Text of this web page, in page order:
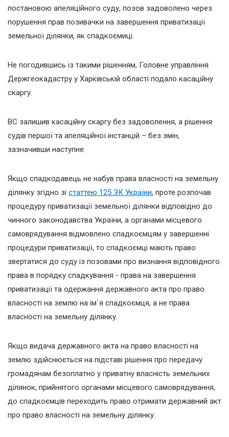
постановою апеляційного суду, позов задоволено через
порушення прав позивачки на завершення приватизації
земельної ділянки, як спадкоємиці.
Не погодившись із такими рішенням, Головне управління
Держгеокадастру у Харківській області подало касаційну
скаргу.
ВС залишив касаційну скаргу без задоволення, а рішення
судів першої та апеляційної інстанцій – без змін,
зазначивши наступне:
Якщо спадкодавець не набув права власності на земельну
ділянку згідно зі статтею 125 ЗК України, проте розпочав
процедуру приватизації земельної ділянки відповідно до
чинного законодавства України, а органами місцевого
самоврядування відмовлено спадкоємцям у завершенні
процедури приватизації, то спадкоємці мають право
звертатися до суду із позовами про визнання відповідного
права в порядку спадкування - права на завершення
приватизації та одержання державного акта про право
власності на землю на ім`я спадкоємця, а не права
власності на земельну ділянку.
Якщо видача державного акта на право власності на
землю здійснюється на підставі рішення про передачу
громадянам безоплатно у приватну власність земельних
ділянок, прийнятого органами місцевого самоврядування,
до спадкоємців переходить право отримати державний акт
про право власності на земельну ділянку.